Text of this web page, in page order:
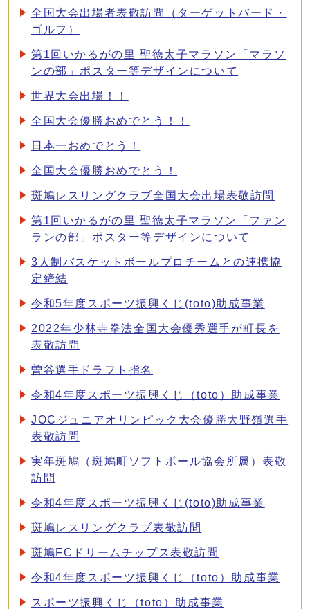
全国大会出場者表敬訪問（ターゲットバード・
ゴルフ）
第1回いかるがの里 聖徳太子マラソン「マラソ
ンの部」ポスター等デザインについて
世界大会出場！！
全国大会優勝おめでとう！！
日本一おめでとう！
全国大会優勝おめでとう！
斑鳩レスリングクラブ全国大会出場表敬訪問
第1回いかるがの里 聖徳太子マラソン「ファン
ランの部」ポスター等デザインについて
3人制バスケットボールプロチームとの連携協
定締結
令和5年度スポーツ振興くじ(toto)助成事業
2022年少林寺拳法全国大会優秀選手が町長を
表敬訪問
曽谷選手ドラフト指名
令和4年度スポーツ振興くじ（toto）助成事業
JOCジュニアオリンピック大会優勝大野嶺選手
表敬訪問
実年斑鳩（斑鳩町ソフトボール協会所属）表敬
訪問
令和4年度スポーツ振興くじ(toto)助成事業
斑鳩レスリングクラブ表敬訪問
斑鳩FCドリームチップス表敬訪問
令和4年度スポーツ振興くじ（toto）助成事業
スポーツ振興くじ（toto）助成事業